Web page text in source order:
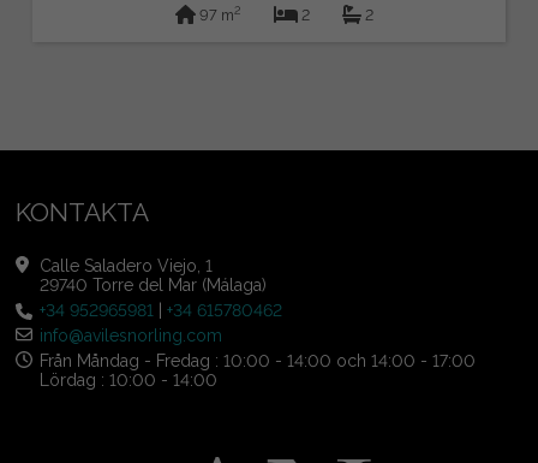
97 m2 2 2
KONTAKTA
Calle Saladero Viejo, 1
29740 Torre del Mar (Málaga)
+34 952965981 |+34 615780462
info@avilesnorling.com
Från Måndag - Fredag : 10:00 - 14:00 och 14:00 - 17:00
Lördag : 10:00 - 14:00